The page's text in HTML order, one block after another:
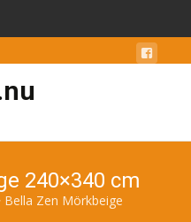
240×340 cm
Bella Zen Mörkbeige